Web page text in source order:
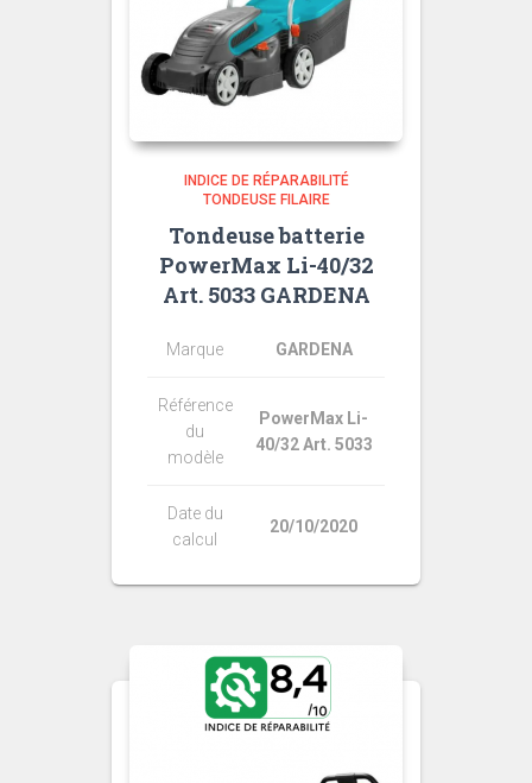
INDICE DE RÉPARABILITÉ
TONDEUSE FILAIRE
Tondeuse batterie
PowerMax Li-40/32
Art. 5033 GARDENA
Marque GARDENA
Référence
du
modèle
PowerMax Li-
40/32 Art. 5033
Date du
calcul
20/10/2020